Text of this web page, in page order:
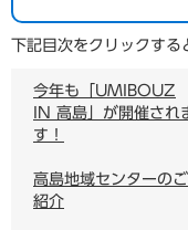
下記目次をクリックす
今年も「UMIBOUZ
IN 高島」が開催され
す！
高島地域センターのご
紹介